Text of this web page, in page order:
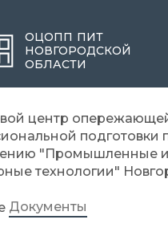
ОЦОПП ПИТ
НОВГОРОДСКОЙ
ОБЛАСТИ
центр
подготовки
"Промышленные и
технологии"
Документы